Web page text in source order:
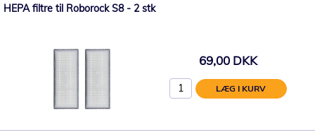
HEPA filtre til Roborock S8 - 2 stk
69,00 DKK
LÆG I KURV